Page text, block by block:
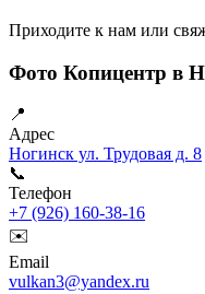
Приходите к нам или
Фото Копицентр в
📍
Адрес
Ногинск ул. Трудовая д. 8
📞
Телефон
+7 (926) 160-38-16
✉️
Email
vulkan3@yandex.ru